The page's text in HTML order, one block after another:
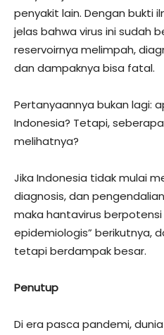
penyakit lain. Dengan bukti
jelas bahwa virus ini sudah
reservoirnya melimpah,
dan dampaknya bisa fatal.
Pertanyaannya bukan lagi:
Indonesia? Tetapi,
melihatnya?
Jika Indonesia tidak mulai
diagnosis, dan
maka hantavirus berpotensi
epidemiologis” berikutnya,
tetapi berdampak besar.
Penutup
Di era pasca pandemi,